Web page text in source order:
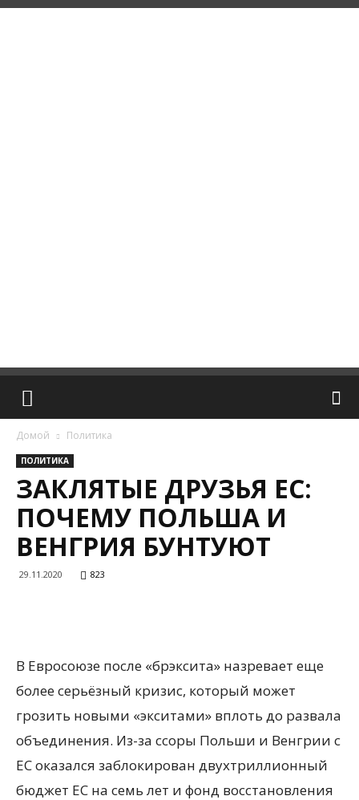
Домой Политика
ПОЛИТИКА
ЗАКЛЯТЫЕ ДРУЗЬЯ ЕС:
ПОЧЕМУ ПОЛЬША И
ВЕНГРИЯ БУНТУЮТ
29.11.2020 823
В Евросоюзе после «брэксита» назревает еще
более серьёзный кризис, который может
грозить новыми «экситами» вплоть до развала
объединения. Из-за ссоры Польши и Венгрии с
ЕС оказался заблокирован двухтриллионный
бюджет ЕС на семь лет и фонд восстановления